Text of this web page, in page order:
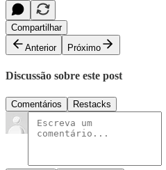
Compartilhar
Anterior
Próximo
Discussão sobre este post
Comentários Restacks